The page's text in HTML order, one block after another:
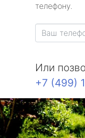
телефону.
Или
+7 (499)